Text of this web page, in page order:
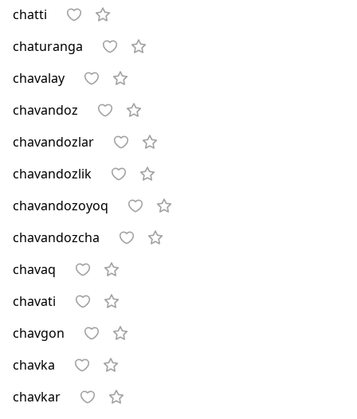
chatti
chaturanga
chavalay
chavandoz
chavandozlar
chavandozlik
chavandozoyoq
chavandozcha
chavaq
chavati
chavgon
chavka
chavkar